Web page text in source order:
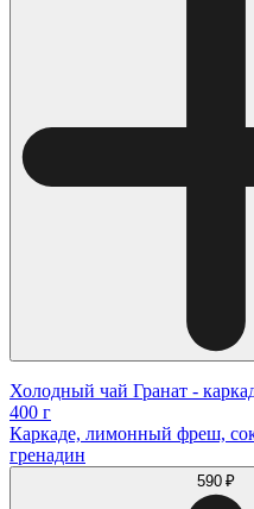
Холодный чай Гранат -
400 г
Каркаде, лимонный фреш,
гренадин
590 ₽